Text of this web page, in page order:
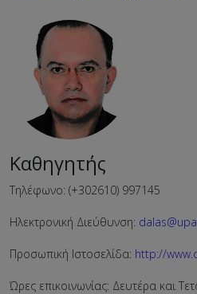
Καθηγητής
Τηλέφωνο: (+302610) 997145
Ηλεκτρονική Διεύθυνση:
Προσωπική Ιστοσελίδα: http://
Ώρες επικοινωνίας: Δευτέρα και